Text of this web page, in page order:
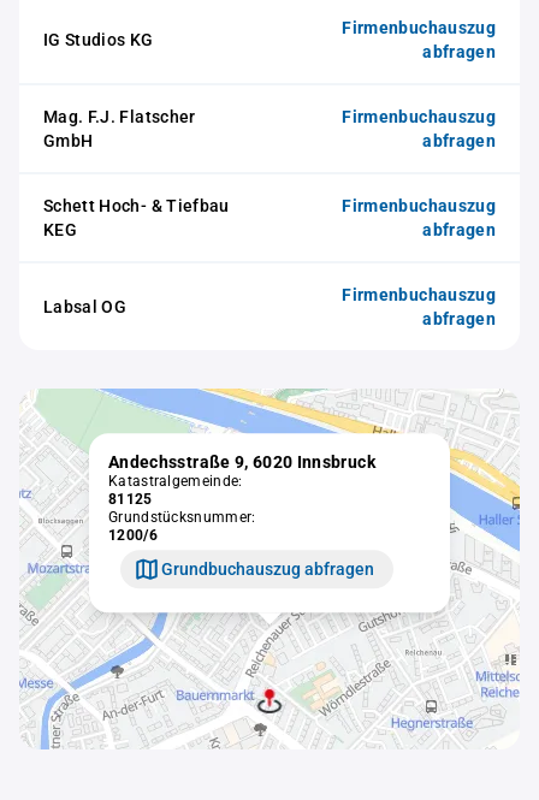
IG Studios KG
Firmenbuchauszug
abfragen
Mag. F.J. Flatscher
GmbH
Firmenbuchauszug
abfragen
Schett Hoch- & Tiefbau
KEG
Firmenbuchauszug
abfragen
Labsal OG
Firmenbuchauszug
abfragen
Andechsstraße 9, 6020 Innsbruck
Katastralgemeinde:
81125
Grundstücksnummer:
1200/6
Grundbuchauszug abfragen